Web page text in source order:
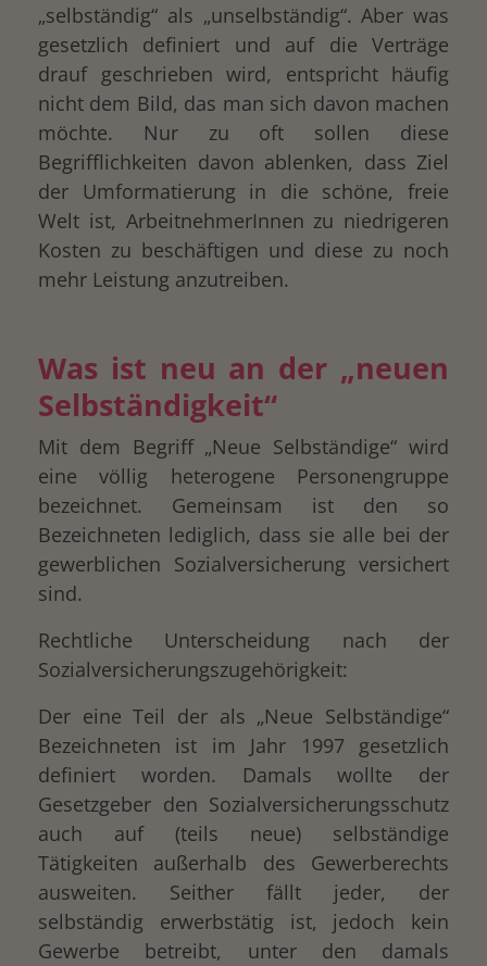
„selbständig“ als „unselbständig“. Aber was
gesetzlich definiert und auf die Verträge
drauf geschrieben wird, entspricht häufig
nicht dem Bild, das man sich davon machen
möchte. Nur zu oft sollen diese
Begrifflichkeiten davon ablenken, dass Ziel
der Umformatierung in die schöne, freie
Welt ist, ArbeitnehmerInnen zu niedrigeren
Kosten zu beschäftigen und diese zu noch
mehr Leistung anzutreiben.
Was ist neu an der „neuen
Selbständigkeit“
Mit dem Begriff „Neue Selbständige“ wird
eine völlig heterogene Personengruppe
bezeichnet. Gemeinsam ist den so
Bezeichneten lediglich, dass sie alle bei der
gewerblichen Sozialversicherung versichert
sind.
Rechtliche Unterscheidung nach der
Sozialversicherungszugehörigkeit:
Der eine Teil der als „Neue Selbständige“
Bezeichneten ist im Jahr 1997 gesetzlich
definiert worden. Damals wollte der
Gesetzgeber den Sozialversicherungsschutz
auch auf (teils neue) selbständige
Tätigkeiten außerhalb des Gewerberechts
ausweiten. Seither fällt jeder, der
selbständig erwerbstätig ist, jedoch kein
Gewerbe betreibt, unter den damals
drucken